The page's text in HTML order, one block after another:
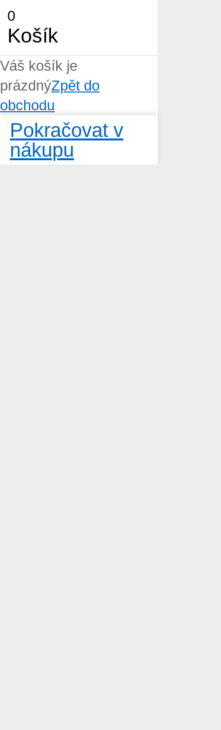
0
Košík
Váš košík je
prázdnýZpět do
obchodu
Pokračovat v
nákupu